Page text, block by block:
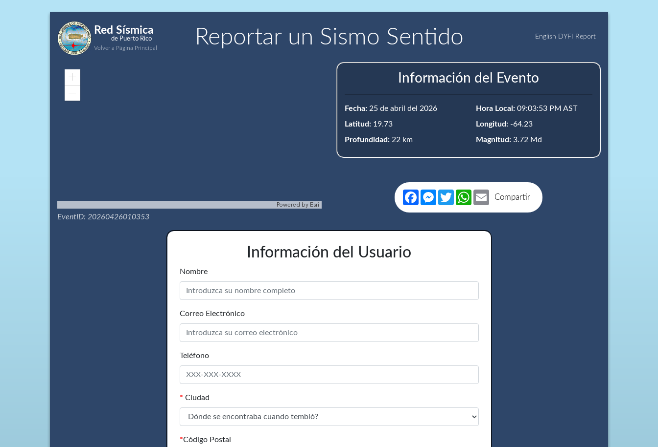
Red Sísmica
de Puerto Rico
Volver a Página Principal Reportar un Sismo Sentido English DYFI Report
Zoom
Powered by Esri
EventID: 20260426010353
Información del Evento
Fecha: 25 de abril del 2026
Latitud: 19.73
Profundidad: 22 km
Hora Local: 09:03:53 PM AST
Longitud: -64.23
Magnitud: 3.72 Md
Compartir
FacebookMessenger
TwitterWhatsApp
Email
Información del Usuario
Nombre
Correo Electrónico
Teléfono
* Ciudad
*Código Postal